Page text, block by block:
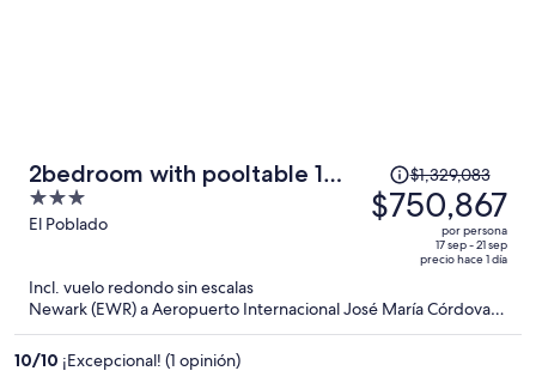
2bedroom with pooltable 1
block -Lleras
3
out
El Poblado
precio
era
$1,329,083
ahora
$1,329,083
$750,867
por persona
17 sep - 21 sep
precio hace 1 día
Incl. vuelo redondo sin escalas
Newark (EWR) a Aeropuerto Internacional José María Córdova
(MDE)
10/10 ¡Excepcional! (1 opinión)